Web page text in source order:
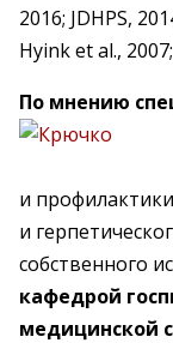
2016; JDHPS,
Hyink et al.,
По мнению
и
и
собственного
кафедрой
медицинской